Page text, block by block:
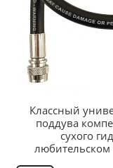
Классный
поддува
сухого